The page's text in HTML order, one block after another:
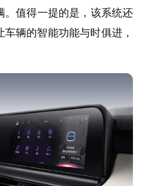
。值得一提的是，该系统还
辆的智能功能与时俱进，